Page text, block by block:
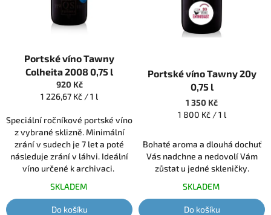
hodnocení
produktu
je
5,0
5
hvězdiček.
Portské víno Tawny
Colheita 2008 0,75 l
920 Kč
Měrná
1 226,67 Kč / 1 l
Speciální ročníkové portské víno
z vybrané sklizně. Minimální
zrání v sudech je 7 let a poté
následuje zrání v láhvi. Ideální
víno určené k archivaci.
SKLADEM
Do košíku
hodnocení
produktu
je
5,0
z
hvězdiček.
Portské víno Tawny 20y
0,75 l
1 350 Kč
Měrná
1 800 Kč / 1 l
Bohaté aroma a dlouhá dochuť
Vás nadchne a nedovolí Vám
zůstat u jedné skleničky.
SKLADEM
Do košíku